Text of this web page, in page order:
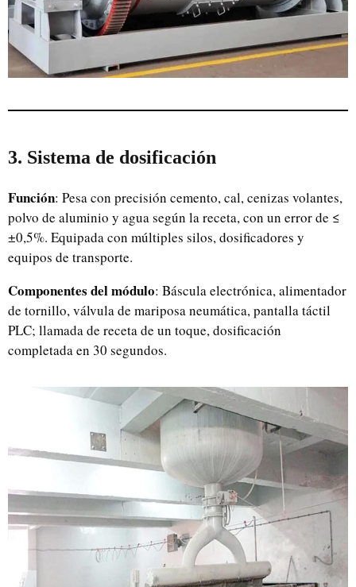
3. Sistema de dosificación
Función: Pesa con precisión cemento, cal, cenizas volantes,
polvo de aluminio y agua según la receta, con un error de ≤
±0,5%. Equipada con múltiples silos, dosificadores y
equipos de transporte.
Componentes del módulo: Báscula electrónica, alimentador
de tornillo, válvula de mariposa neumática, pantalla táctil
PLC; llamada de receta de un toque, dosificación
completada en 30 segundos.